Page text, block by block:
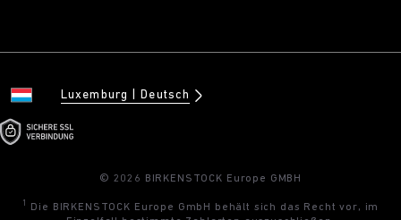
Luxemburg Deutsch
© 2026 BIRKENSTOCK Europe GMBH
1
Die BIRKENSTOCK Europe GmbH behält sich das Recht vor, im